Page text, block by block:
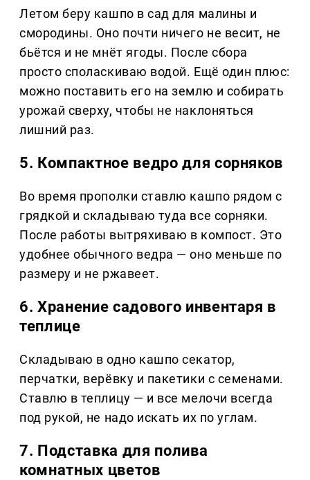
Летом беру кашпо в сад для малины и
смородины. Оно почти ничего не весит, не
бьётся и не мнёт ягоды. После сбора
просто споласкиваю водой. Ещё один плюс:
можно поставить его на землю и собирать
урожай сверху, чтобы не наклоняться
лишний раз.
5. Компактное ведро для сорняков
Во время прополки ставлю кашпо рядом с
грядкой и складываю туда все сорняки.
После работы вытряхиваю в компост. Это
удобнее обычного ведра — оно меньше по
размеру и не ржавеет.
6. Хранение садового инвентаря в
теплице
Складываю в одно кашпо секатор,
перчатки, верёвку и пакетики с семенами.
Ставлю в теплицу — и все мелочи всегда
под рукой, не надо искать их по углам.
7. Подставка для полива
комнатных цветов